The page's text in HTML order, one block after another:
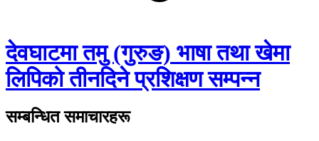
देवघाटमा तमु (गुरुङ) भाषा तथा खेमा
लिपिको तीनदिने प्रशिक्षण सम्पन्न
सम्बन्धित समाचारहरू